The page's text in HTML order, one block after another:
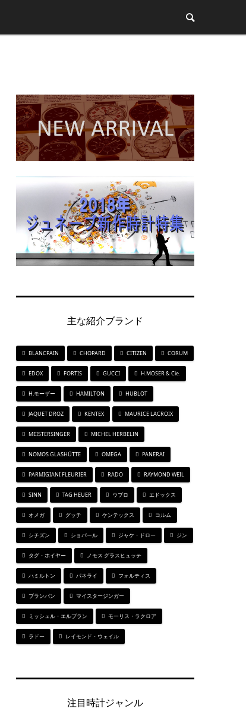
主な紹介ブランド
BLANCPAIN CHOPARD CITIZEN CORUM
EDOX FORTIS GUCCI H.MOSER & Cie.
H.モーザー HAMILTON HUBLOT
JAQUET DROZ KENTEX MAURICE LACROIX
MEISTERSINGER MICHEL HERBELIN
NOMOS GLASHÜTTE OMEGA PANERAI
PARMIGIANI FLEURIER RADO RAYMOND WEIL
SINN TAG HEUER ウブロ エドックス
オメガ グッチ ケンテックス コルム
シチズン ショパール ジャケ・ドロー ジン
タグ・ホイヤー ノモス グラスヒュッテ
ハミルトン パネライ フォルティス
ブランパン マイスタージンガー
ミッシェル・エルブラン モーリス・ラクロア
ラドー レイモンド・ウェイル
注目時計ジャンル